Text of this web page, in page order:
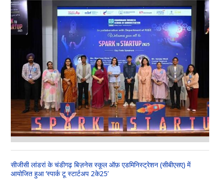
सीजीसी लांडरां के चंडीगढ़ बिज़नेस स्कूल ऑफ़ एडमिनिस्ट्रेशन (सीबीएसए) में
आयोजित हुआ ‘स्पार्क टू स्टार्टअप 2के25’